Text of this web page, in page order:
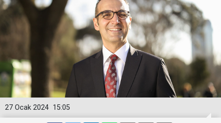
15:05
27 Ocak 2024